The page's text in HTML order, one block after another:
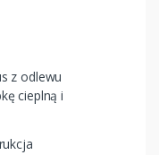
z odlewu
cieplną i